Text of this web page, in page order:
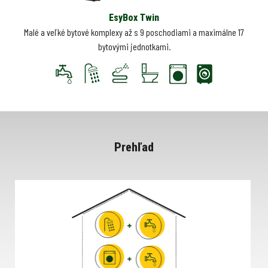
EsyBox Twin
Malé a veľké bytové komplexy až s 9 poschodiami a maximálne 17
bytovými jednotkami.
Prehľad